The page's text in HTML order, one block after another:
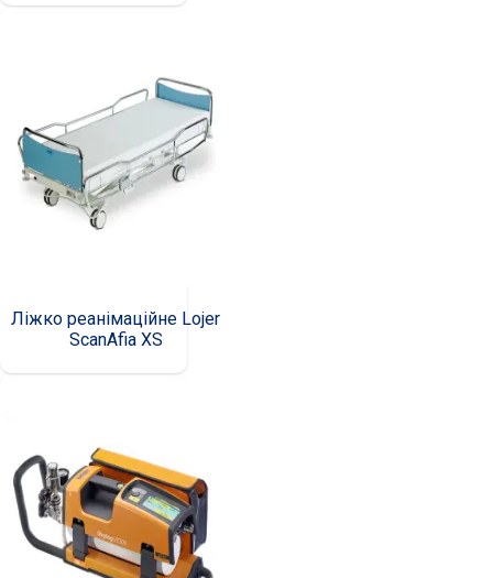
Ліжко реанімаційне Lojer
ScanAfia XS